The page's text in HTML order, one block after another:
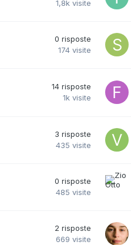
1,8k visite
0 risposte
174 visite
14 risposte
1k visite
3 risposte
435 visite
0 risposte
485 visite
2 risposte
669 visite